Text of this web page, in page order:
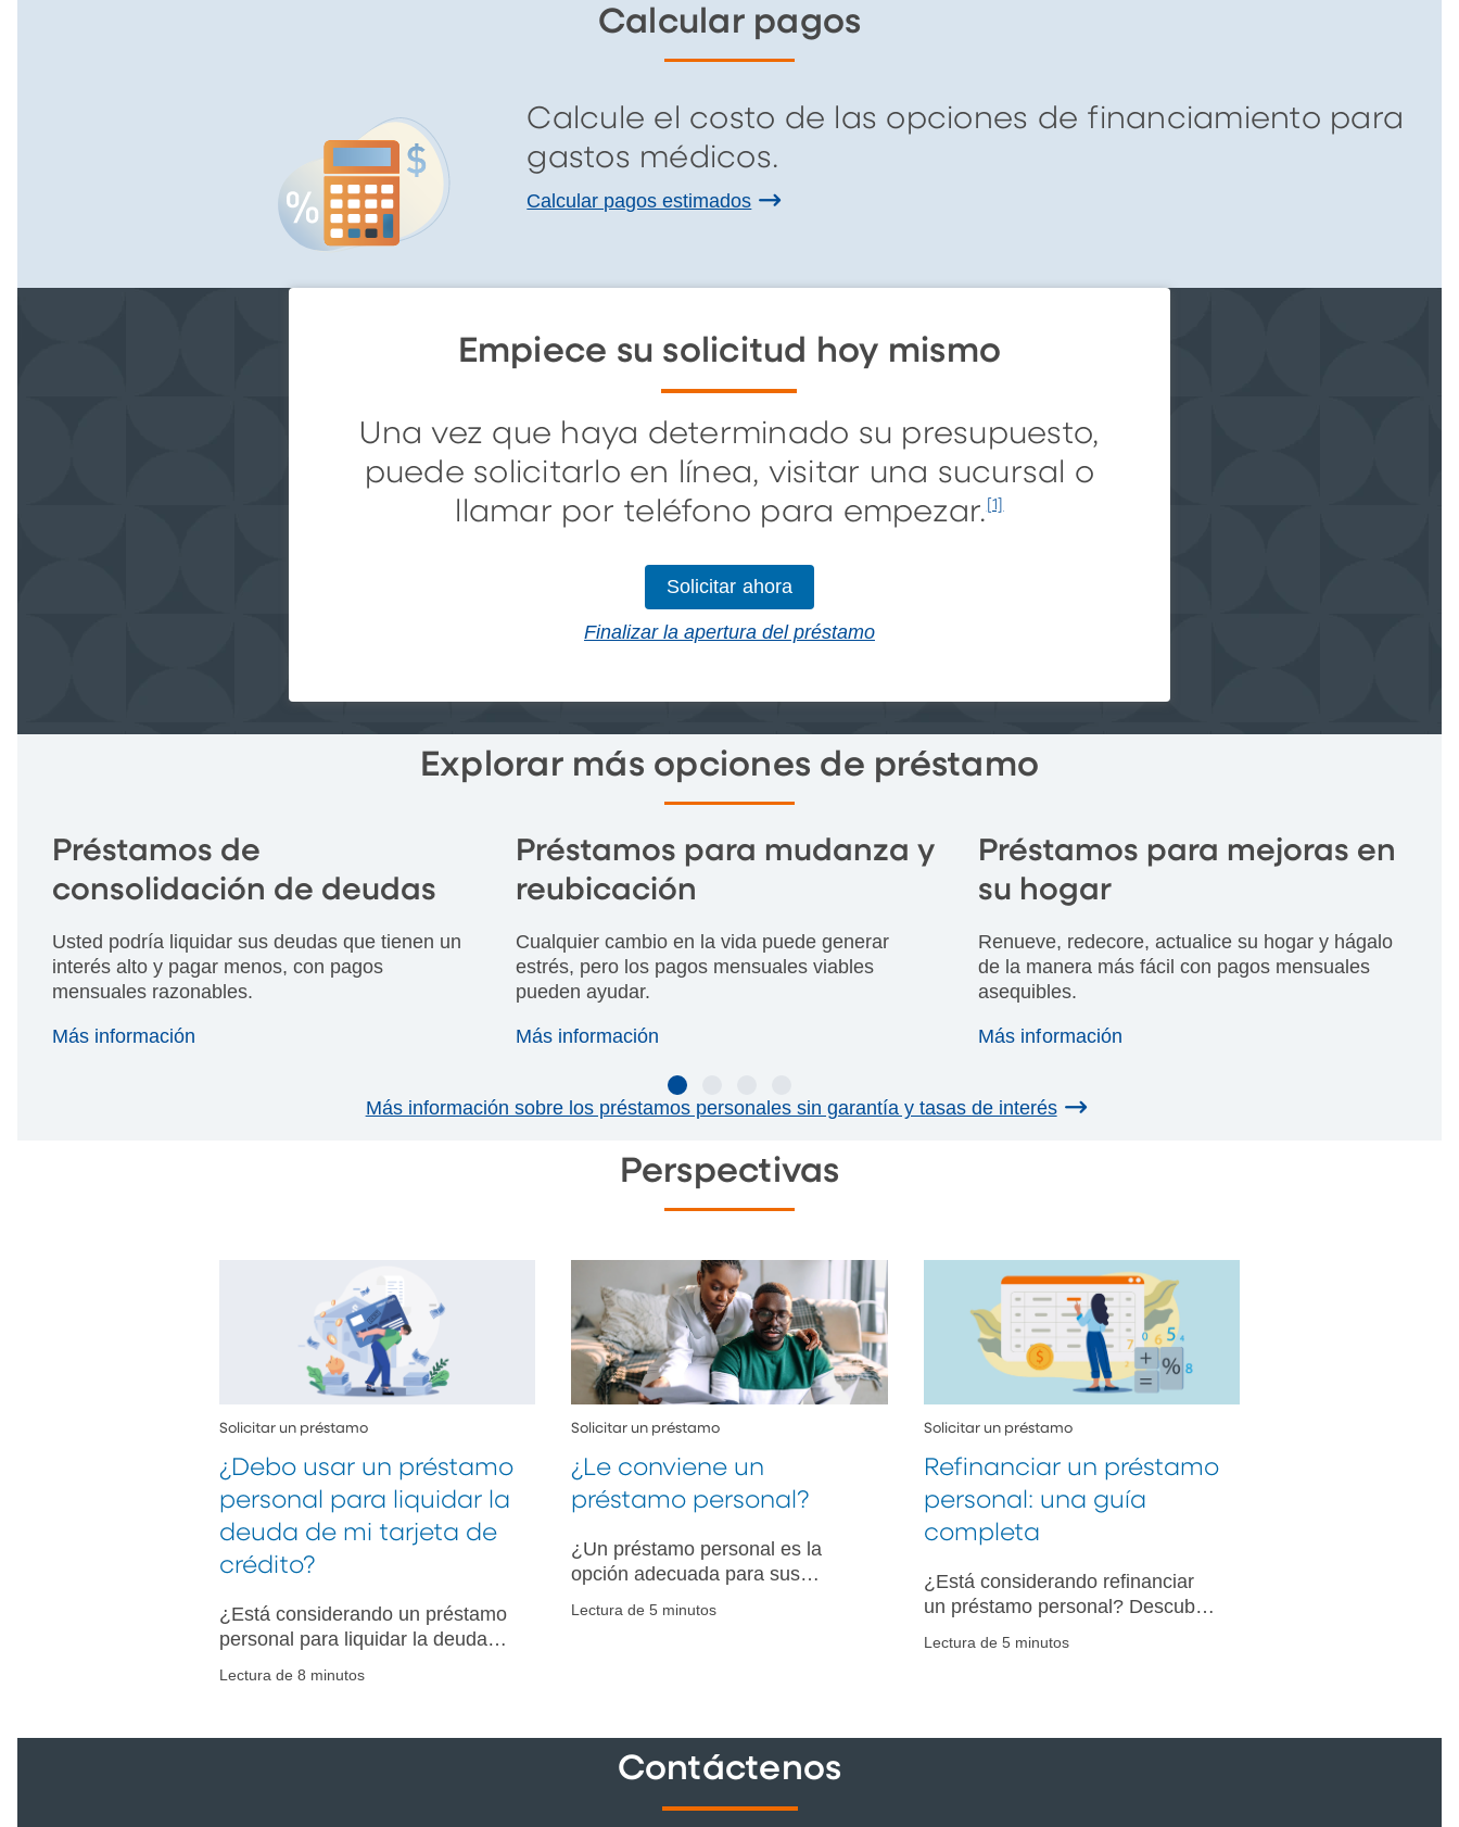
Calcular pagos
Calcule el costo de las opciones de financiamiento para
gastos médicos.
Calcular pagos estimados
Empiece su solicitud hoy mismo
Una vez que haya determinado su presupuesto,
puede solicitarlo en línea, visitar una sucursal o
llamar por teléfono para empezar. [1]
Solicitar ahora
Finalizar la apertura del préstamo
Explorar más opciones de préstamo
Préstamos de
consolidación de deudas
Usted podría liquidar sus deudas que tienen un
interés alto y pagar menos, con pagos
mensuales razonables.
Más información
Préstamos para mudanza y
reubicación
Cualquier cambio en la vida puede generar
estrés, pero los pagos mensuales viables
pueden ayudar.
Más información
Préstamos para mejoras en
su hogar
Renueve, redecore, actualice su hogar y hágalo
de la manera más fácil con pagos mensuales
asequibles.
Más información
Más información sobre los préstamos personales sin garantía y tasas de interés
Perspectivas
Solicitar un préstamo
¿Debo usar un préstamo
personal para liquidar la
deuda de mi tarjeta de
crédito?
¿Está considerando un préstamo
personal para liquidar la deuda
la mejor opción para usted.
Lectura de 8 minutos
Solicitar un préstamo
¿Le conviene un
préstamo personal?
¿Un préstamo personal es la
opción adecuada para sus
Lectura de 5 minutos
Solicitar un préstamo
Refinanciar un préstamo
personal: una guía
completa
¿Está considerando refinanciar
un préstamo personal? Descubra
Lectura de 5 minutos
Contáctenos